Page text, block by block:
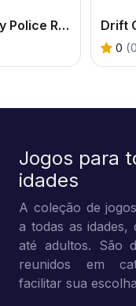
Highway Police Race
0
Jogos para
idades
A coleção de
a todas as idades,
até adultos. São
reunidos em
facilitar sua